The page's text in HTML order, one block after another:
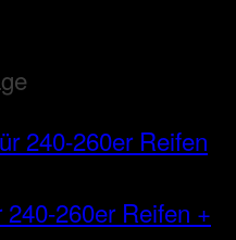
260er Reifen +